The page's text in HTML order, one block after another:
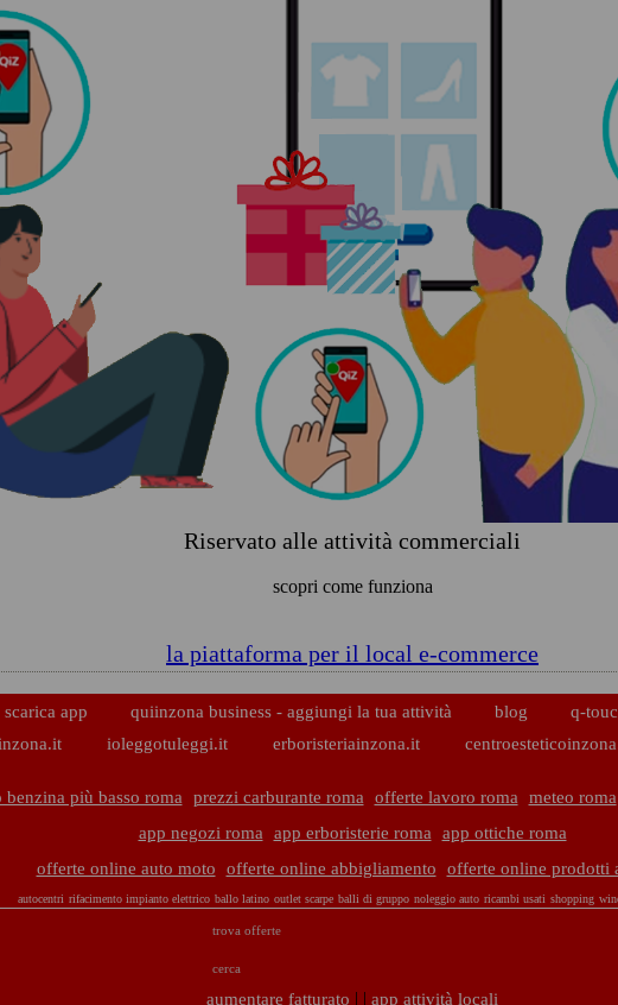
Riservato alle attività commerciali
scopri come funziona
la piattaforma per il local e-commerce
scarica app quiinzona business - aggiungi la tua attività blog
q-
ioleggotuleggi.it erboristeriainzona.it
benzina più basso roma prezzi carburante roma offerte lavoro roma meteo roma
app negozi roma
app erboristerie roma
app ottiche roma
offerte online auto moto
offerte online abbigliamento offerte online prodotti
autocentri rifacimento impianto elettrico ballo latino outlet scarpe balli di gruppo noleggio auto ricambi usati shopping
trova offerte
cerca
aumentare fatturato | | app attività locali